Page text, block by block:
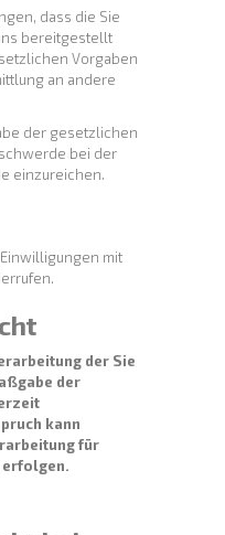
dass die Sie
bereitgestellt
Vorgaben
an andere
der gesetzlichen
bei der
einzureichen.
mit
der Sie
der
kann
für
erfolgen.